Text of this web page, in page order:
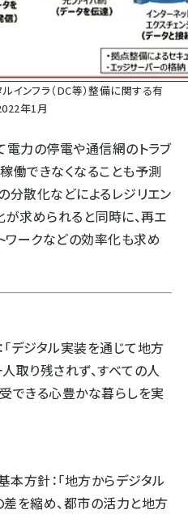
ルインフラ（DC等）整備に関する有
年1月
電力の停電や通信網のトラブ
働できなくなることも予測
分散化などによるレジリエン
が求められると同時に、再エ
ワークなどの効率化も求め
デジタル実装を通じて地方
取り残されず、すべての人
できる心豊かな暮らしを実
本方針：「地方からデジタル
を縮め、都市の活力と地方